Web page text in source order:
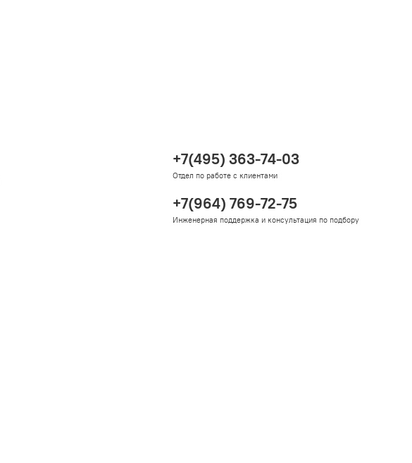
+7(495) 363-74-03
Отдел по работе с клиентами
+7(964) 769-72-75
Инженерная поддержка и консультация по подбору